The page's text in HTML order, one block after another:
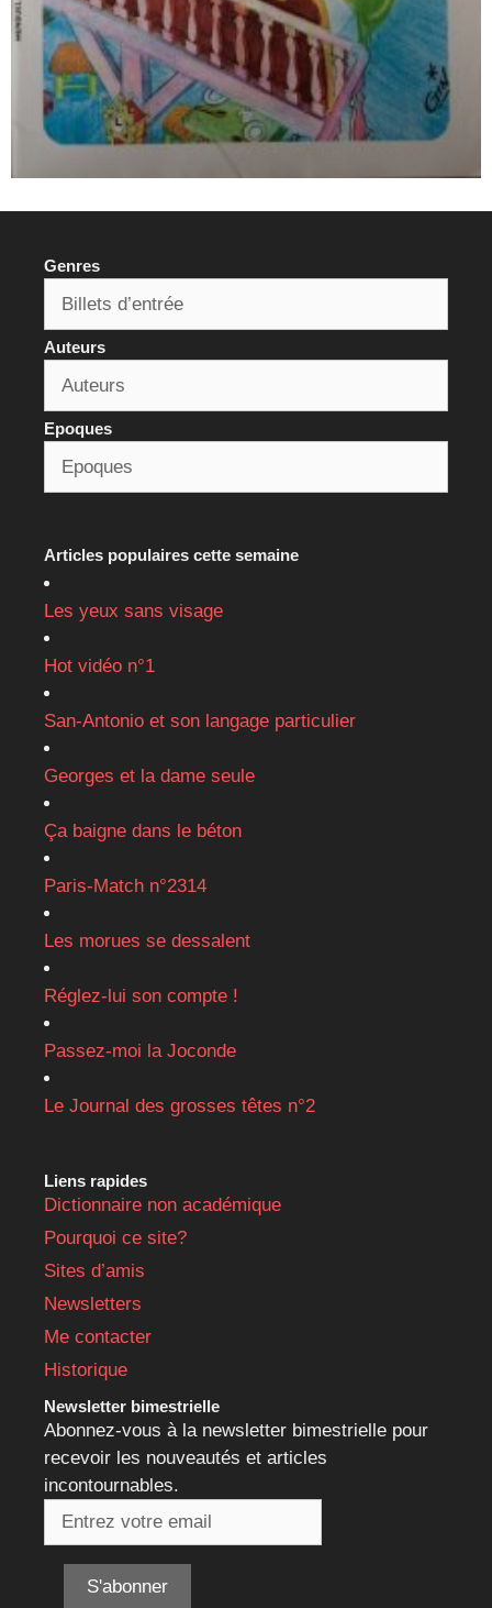
Genres
Auteurs
Epoques
Articles populaires cette semaine
Les yeux sans visage
Hot vidéo n°1
San-Antonio et son langage particulier
Georges et la dame seule
Ça baigne dans le béton
Paris-Match n°2314
Les morues se dessalent
Réglez-lui son compte !
Passez-moi la Joconde
Le Journal des grosses têtes n°2
Liens rapides
Dictionnaire non académique
Pourquoi ce site?
Sites d’amis
Newsletters
Me contacter
Historique
Newsletter bimestrielle
Abonnez-vous à la newsletter bimestrielle pour
recevoir les nouveautés et articles
incontournables.